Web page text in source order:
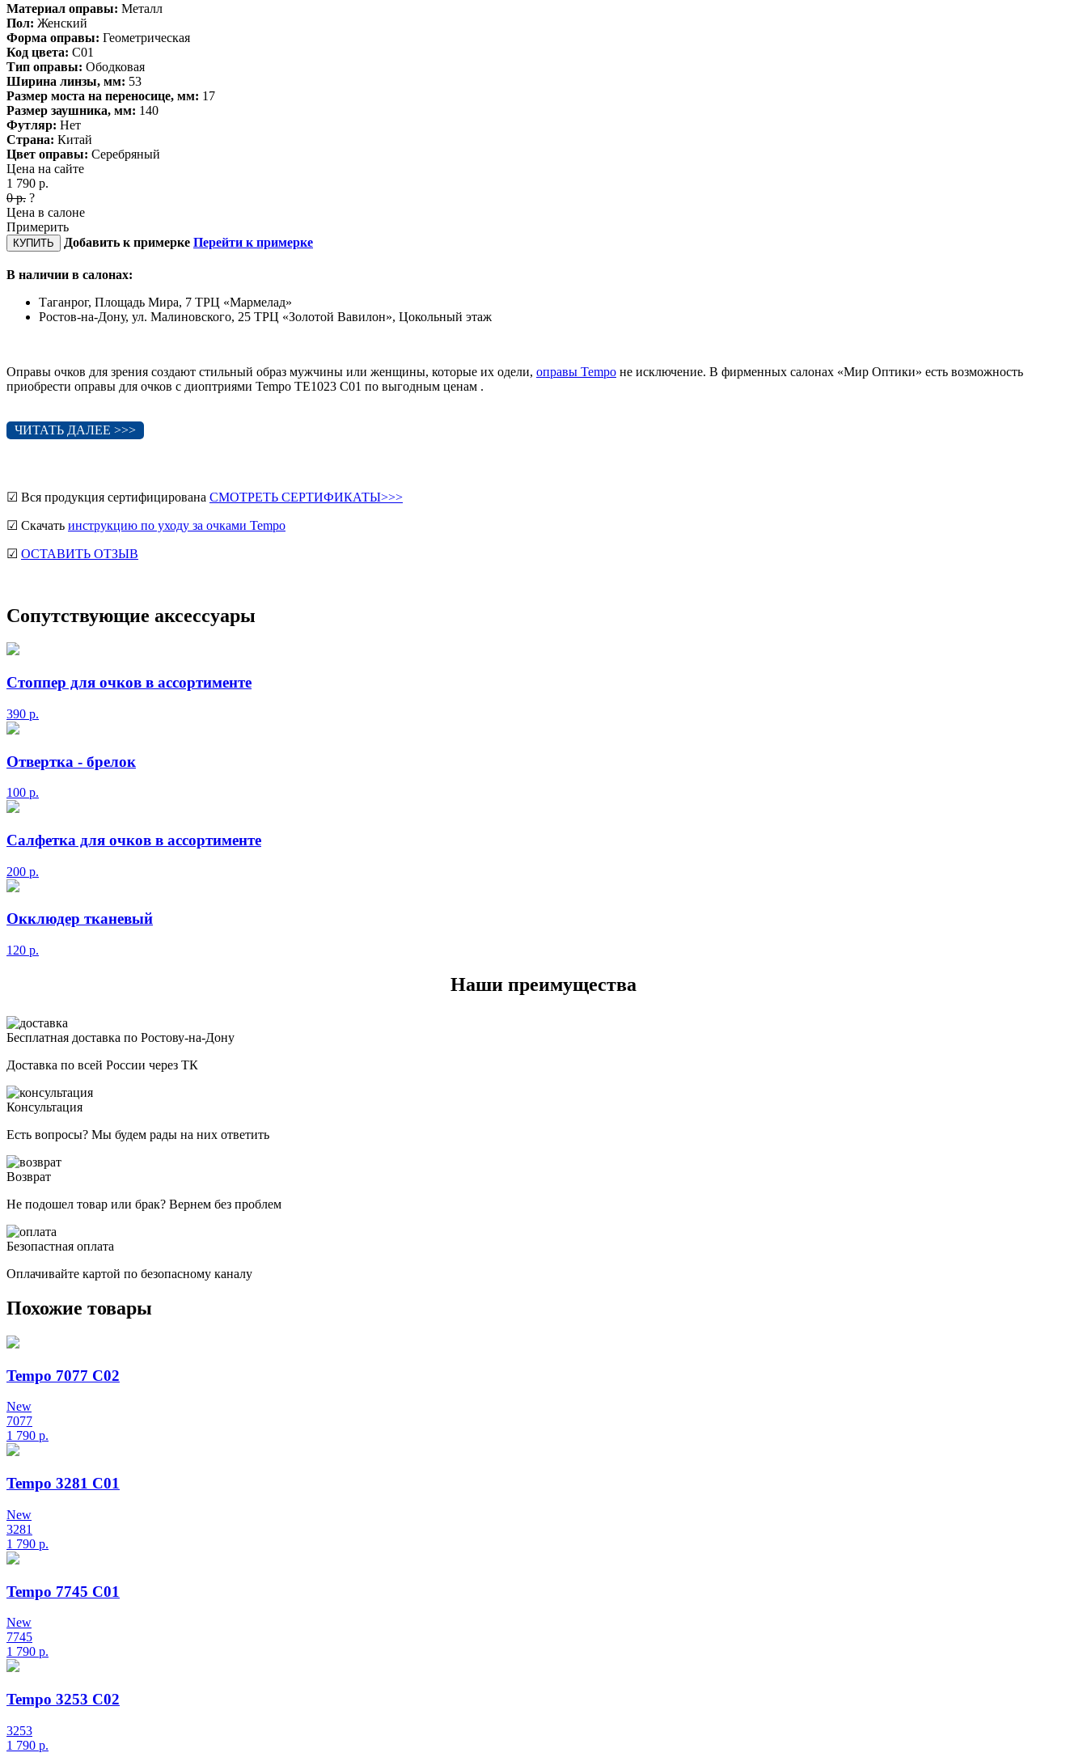
Материал оправы: Металл
Пол: Женский
Форма оправы: Геометрическая
Код цвета: C01
Тип оправы: Ободковая
Ширина линзы, мм: 53
Размер моста на переносице, мм: 17
Размер заушника, мм: 140
Футляр: Нет
Страна: Китай
Цвет оправы: Серебряный
Цена на сайте
1 790 р.
0р. ?
Цена в салоне
Примерить
КУПИТЬ Добавить к примерке Перейти к примерке
В наличии в салонах:
Таганрог, Площадь Мира, 7 ТРЦ «Мармелад»
Ростов-на-Дону, ул. Малиновского, 25 ТРЦ «Золотой Вавилон», Цокольный этаж
Оправы очков для зрения создают стильный образ мужчины или женщины, которые их одели, оправы Tempo не исключение. В фирменных салонах «Мир Оптики» есть возможность
приобрести оправы для очков с диоптриями Tempo TE1023 C01 по выгодным ценам .
ЧИТАТЬ ДАЛЕЕ >>>
☑ Вся продукция сертифицирована СМОТРЕТЬ СЕРТИФИКАТЫ>>>
☑ Скачать инструкцию по уходу за очками Tempo
☑ ОСТАВИТЬ ОТЗЫВ
Сопутствующие аксессуары
Стоппер для очков в ассортименте
390 р.
Отвертка - брелок
100 р.
Салфетка для очков в ассортименте
200 р.
Окклюдер тканевый
120 р.
Наши преимущества
Бесплатная доставка по Ростову-на-Дону
Доставка по всей России через ТК
Консультация
Есть вопросы? Мы будем рады на них ответить
Возврат
Не подошел товар или брак? Вернем без проблем
Безопастная оплата
Оплачивайте картой по безопасному каналу
Похожие товары
Tempo 7077 C02
New
7077
1 790 р.
Tempo 3281 C01
New
3281
1 790 р.
Tempo 7745 C01
New
7745
1 790 р.
Tempo 3253 C02
3253
1 790 р.